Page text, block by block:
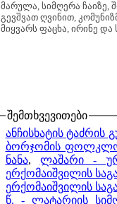
მარულა, სიმღერა ჩაიზე,
გევშვათ ღვინით,
მიყვარს ფაცხა, ირინე და
შემთხვევითები
ანჩისხატის ტაძრის
ბორჯომის
ნანა, ლაშარი -
ერქომაიშვილის
ერქომაიშვილის
წ. - ლატარიის